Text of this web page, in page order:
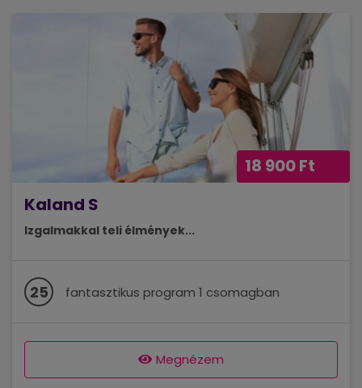
18 900 Ft
Kaland S
Izgalmakkal teli élmények...
25 fantasztikus program 1 csomagban
Megnézem